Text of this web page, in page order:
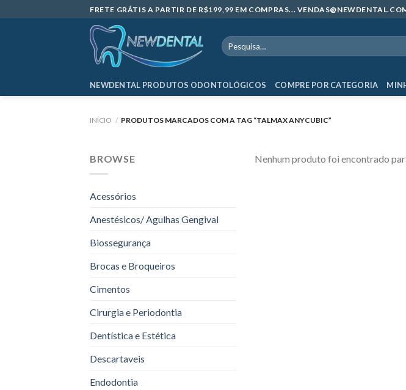
to
FRETE GRÁTIS A PARTIR DE R$199,99 EM COMPRAS...
Pesquisar
por:
NEWDENTAL PRODUTOS ODONTOLÓGICOS COMPRE POR CATEGORIA
INÍCIO / PRODUTOS MARCADOS COM A TAG “TALMAX ANYCUBIC”
BROWSE
Acessórios
Anestésicos/ Agulhas Gengival
Biossegurança
Brocas e Broqueiros
Cimentos
Cirurgia e Periodontia
Dentística e Estética
Descartaveis
Endodontia
Nenhum produto foi encontrado